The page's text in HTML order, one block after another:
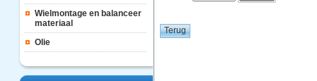
Wielmontage en balanceer
materiaal
Olie